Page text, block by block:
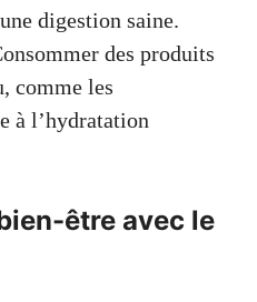
digestion saine.
des produits
comme les
à l’hydratation
être avec le